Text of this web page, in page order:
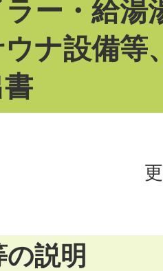
ー・給湯
ナ設備等
説明